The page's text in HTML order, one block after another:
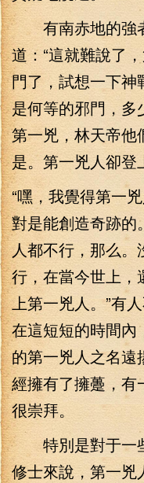
有南赤地的強
道：“這就難說了
門了，試想一下神
是何等的邪門，多
第一兇，林天帝他
是。第一兇人卻登
“嘿，我覺得第一
對是能創造奇跡的
人都不行，那么。
行，在當今世上，
上第一兇人。”
在這短短的時間內
的第一兇人之名遠
經擁有了擁躉，有
很崇拜。
特別是對于一
修士來說，第一兇